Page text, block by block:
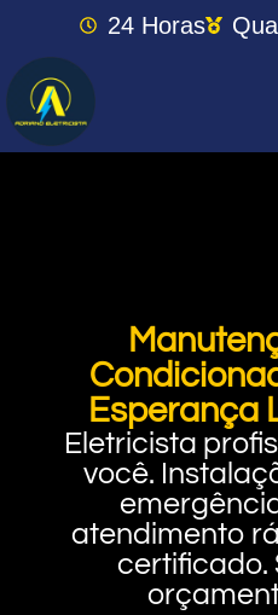
24 Horas
Esperança
Eletricista
você.
atendimento
certificado.